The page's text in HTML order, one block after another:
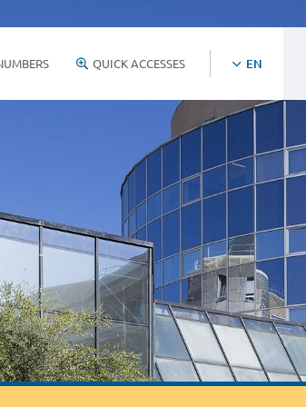
QUICK ACCESSES EN